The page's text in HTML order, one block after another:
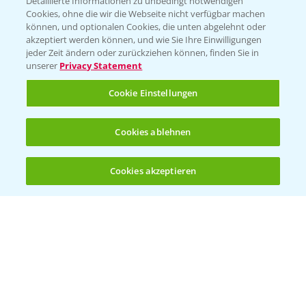
(noch 4)
Folgen Sie uns
Allgemeine Nutzungsbedingungen
Datenschutzerklärung
Cookies, ohne die wir die Webseite nicht verfügbar machen
können, und optionalen Cookies, die unten abgelehnt oder
akzeptiert werden können, und wie Sie Ihre Einwilligungen
jeder Zeit ändern oder zurückziehen können, finden Sie in
unserer Privacy Statement
Cookie Einstellungen
Cookies ablehnen
Cookies akzeptieren